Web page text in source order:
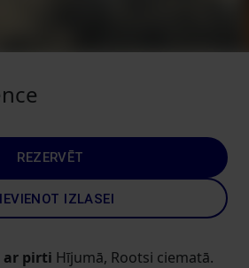
REZERVĒT
IZLASEI
ar pirti Hījumā, Rootsi ciematā.